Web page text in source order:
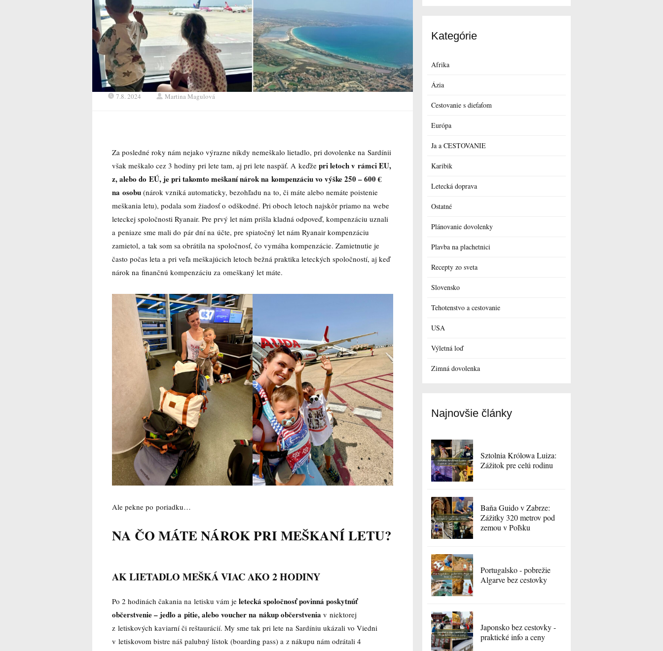
7.8. 2024 Martina Magulová
Za posledné roky nám nejako výrazne nikdy nemeškalo lietadlo, pri dovolenke na Sardínii
však meškalo cez 3 hodiny pri lete tam, aj pri lete naspäť. A keďže pri letoch v rámci EU,
z, alebo do EÚ, je pri takomto meškaní nárok na kompenzáciu vo výške 250 – 600 €
na osobu (nárok vzniká automaticky, bezohľadu na to, či máte alebo nemáte poistenie
meškania letu), podala som žiadosť o odškodné. Pri oboch letoch najskôr priamo na webe
leteckej spoločnosti Ryanair. Pre prvý let nám prišla kladná odpoveď, kompenzáciu uznali
a peniaze sme mali do pár dní na účte, pre spiatočný let nám Ryanair kompenzáciu
zamietol, a tak som sa obrátila na spoločnosť, čo vymáha kompenzácie. Zamietnutie je
často počas leta a pri veľa meškajúcich letoch bežná praktika leteckých spoločností, aj keď
nárok na finančnú kompenzáciu za omeškaný let máte.
Ale pekne po poriadku…
NA ČO MÁTE NÁROK PRI MEŠKANÍ LETU?
AKLIETADLO MEŠKÁ VIAC AKO 2 HODINY
Po 2 hodinách čakania na letisku vám je letecká spoločnosť povinná poskytnúť
občerstvenie – jedlo a pitie, alebo voucher na nákup občerstvenia v niektorej
z letiskových kaviarní či reštaurácií. My sme tak pri lete na Sardíniu ukázali vo Viedni
v letiskovom bistre náš palubný lístok (boarding pass) a z nákupu nám odrátali 4
Kategórie
Afrika
Ázia
Cestovanie s dieťaťom
Európa
Ja a CESTOVANIE
Karibik
Letecká doprava
Ostatné
Plánovanie dovolenky
Plavba na plachetnici
Recepty zo sveta
Slovensko
Tehotenstvo a cestovanie
USA
Výletná loď
Zimná dovolenka
Najnovšie články
Sztolnia Królowa Luiza:
Zážitok pre celú rodinu
Baňa Guido v Zabrze:
Zážitky 320 metrov pod
zemou v Poľsku
Portugalsko - pobrežie
Algarve bez cestovky
Japonsko bez cestovky -
praktické info a ceny